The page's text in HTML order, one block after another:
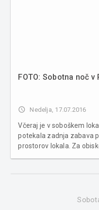
FOTO: Sobotna noč v
access_time Nedelja, 17.07.2016
Včeraj je v soboškem
potekala zadnja zabava
prostorov lokala. Za